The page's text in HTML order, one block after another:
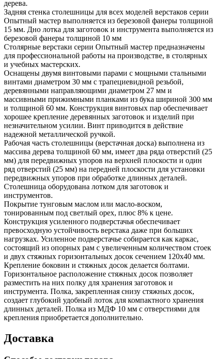
дерева.
Задняя стенка столешницы для всех моделей верстаков серии
Опытный мастер выполняется из березовой фанеры толщиной
15 мм. Дно лотка для заготовок и инструмента выполняется из
березовой фанеры толщиной 10 мм
Столярные верстаки серии Опытный мастер предназначены
для профессиональной работы на производстве, в столярных
и учебных мастерских.
Оснащены двумя винтовыми парами с мощными стальными
винтами диаметром 30 мм с трапециевидной резьбой,
деревянными направляющими диаметром 27 мм и
массивными прижимными планками из бука шириной 300 мм
и толщиной 60 мм. Конструкция винтовых пар обеспечивает
хорошее крепление деревянных заготовок и изделий при
незначительном усилии. Винт приводится в действие
надежной металлической ручкой.
Рабочая часть столешницы (верстачная доска) выполнена из
массива дерева толщиной 60 мм, имеет два ряда отверстий (25
мм) для передвижных упоров на верхней плоскости и один
ряд отверстий (25 мм) на передней плоскости для установки
передвижных упоров при обработке длинных деталей.
Столешница оборудована лотком для заготовок и
инструментов.
Покрытие тунговым маслом или масло-воском,
тонированным под светлый орех, плюс 8% к цене.
Конструкция усиленного подверстачья обеспечивает
превосходную устойчивость верстака даже при больших
нагрузках. Усиленное подверстачье собирается как каркас,
состоящий из опорных рам с увеличенным количеством стоек
и двух стяжных горизонтальных досок сечением 120x40 мм.
Крепление боковин и стяжных досок делается болтами.
Горизонтальное расположение стяжных досок позволяет
разместить на них полку для хранения заготовок и
инструмента. Полка, закрепленная снизу стяжных досок,
создает глубокий удобный лоток для компактного хранения
длинных деталей. Полка из МДФ 10 мм с отверстиями для
крепления приобретается дополнительно.
Доставка